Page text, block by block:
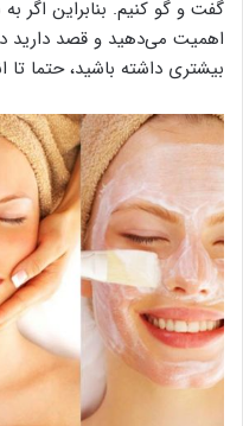
گفت و گو کنیم. بنابراین
اهمیت می‌دهید و قصد دارید
بیشتری داشته باشید، حتما تا